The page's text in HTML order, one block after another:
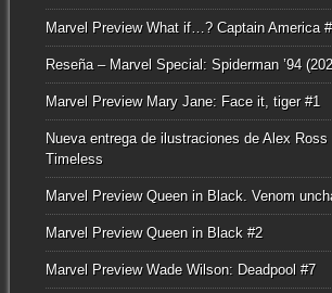
Marvel Preview What if…? Captain America
Reseña – Marvel Special: Spiderman ’94
Marvel Preview Mary Jane: Face it, tiger #1
Nueva entrega de ilustraciones de Alex
Timeless
Marvel Preview Queen in Black. Venom
Marvel Preview Queen in Black #2
Marvel Preview Wade Wilson: Deadpool #7